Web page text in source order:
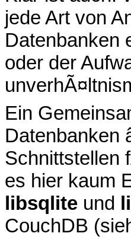
jede Art von
Datenbanken
oder der
Ein
Datenbanken
Schnittstellen
es hier kaum
libsqlite und
CouchDB